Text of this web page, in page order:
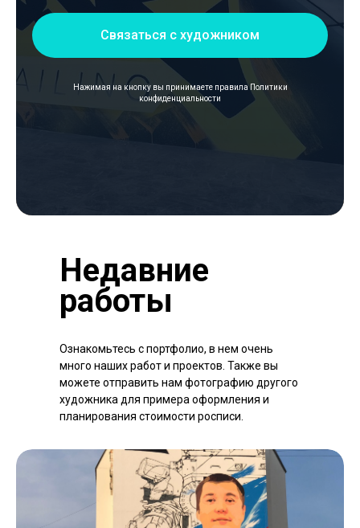
Связаться с художником
Нажимая на кнопку вы принимаете правила Политики
конфиденциальности
Недавние
работы
Ознакомьтесь с портфолио, в нем очень
много наших работ и проектов. Также вы
можете отправить нам фотографию другого
художника для примера оформления и
планирования стоимости росписи.